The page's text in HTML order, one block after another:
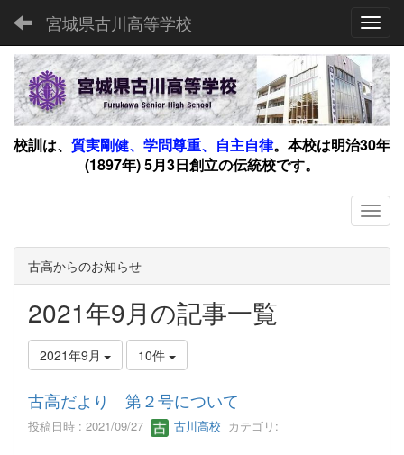
宮城県古川高等学校
校訓は、 質実剛健、学問尊重、自主自律。 本校は明治30年
(1897年) 5月3日創立の伝統校です。
古高からのお知らせ
2021年9月の記事一覧
2021年9月 10件
古高だより 第２号について
投稿日時 : 2021/09/27 古川高校 カテゴリ: